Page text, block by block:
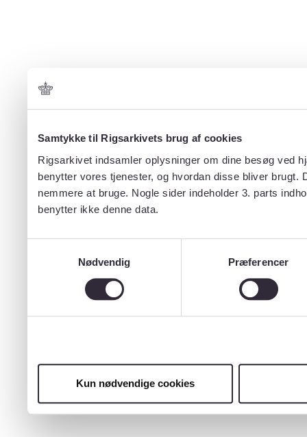
Samtykke til Rigsarkivets brug af cookies
Rigsarkivet indsamler oplysninger om dine besøg ved
benytter vores tjenester, og hvordan disse bliver
nemmere at bruge. Nogle sider indeholder 3. parts
benytter ikke denne data.
Nødvendig
Præferencer
Kun nødvendige cookies